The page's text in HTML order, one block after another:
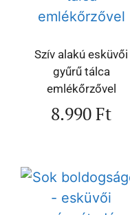
Szív alakú esküvői
gyűrű tálca
emlékőrzővel
8.990Ft